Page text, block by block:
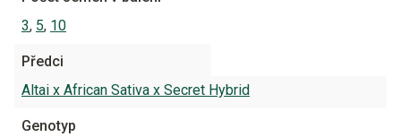
3, 5, 10
Předci
Altai x African Sativa x Secret Hybrid
Genotyp